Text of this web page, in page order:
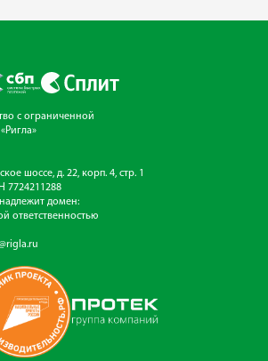
с ограниченной
шоссе, д. 22, корп. 4, стр. 1
7724211288
домен:
ответственностью